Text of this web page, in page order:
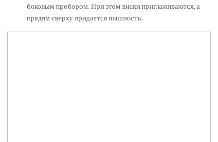
боковым пробором. При этом виски приглаживаются, а
прядям сверху придается пышность.